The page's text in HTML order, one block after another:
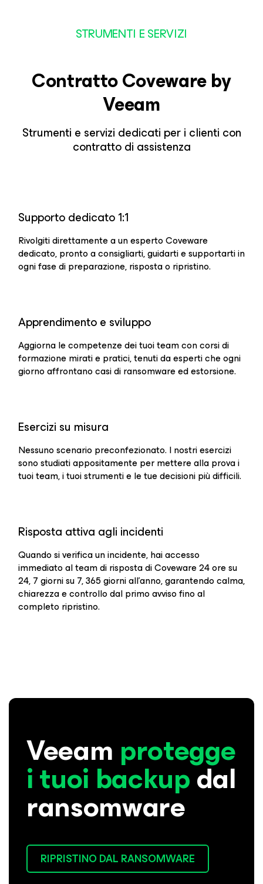
STRUMENTI E SERVIZI
Contratto Coveware by
Veeam
Strumenti e servizi dedicati per i clienti con
contratto di assistenza
Supporto dedicato 1:1
Rivolgiti direttamente a un esperto Coveware
dedicato, pronto a consigliarti, guidarti e supportarti in
ogni fase di preparazione, risposta o ripristino.
Apprendimento e sviluppo
Aggiorna le competenze dei tuoi team con corsi di
formazione mirati e pratici, tenuti da esperti che ogni
giorno affrontano casi di ransomware ed estorsione.
Esercizi su misura
Nessuno scenario preconfezionato. I nostri esercizi
sono studiati appositamente per mettere alla prova i
tuoi team, i tuoi strumenti e le tue decisioni più difficili.
Risposta attiva agli incidenti
Quando si verifica un incidente, hai accesso
immediato al team di risposta di Coveware 24 ore su
24, 7 giorni su 7, 365 giorni all'anno, garantendo calma,
chiarezza e controllo dal primo avviso fino al
completo ripristino.
Veeam protegge
i tuoi backupdal
ransomware
RIPRISTINO DAL RANSOMWARE